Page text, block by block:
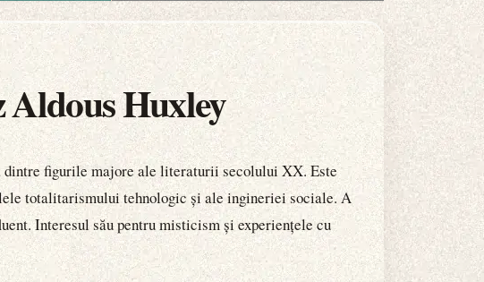
Aldous Huxley
dintre figurile majore ale literaturii secolului XX. Este
totalitarismului tehnologic și ale ingineriei sociale. A
Interesul său pentru misticism și experiențele cu